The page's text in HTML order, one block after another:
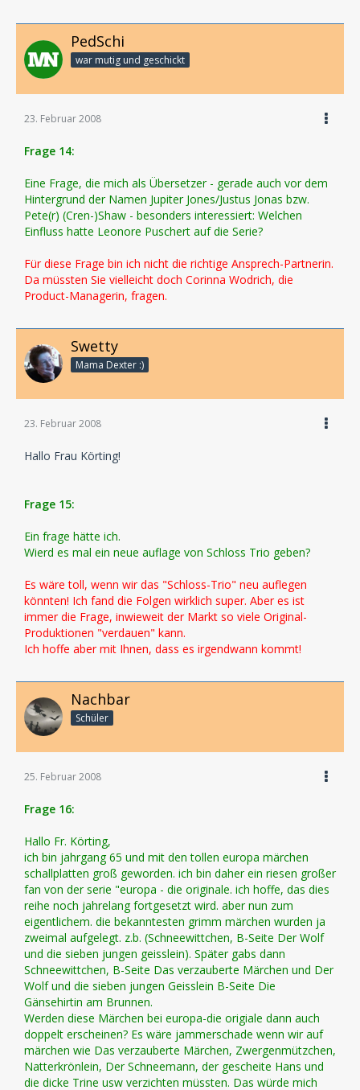
PedSchi
war mutig und geschickt
23. Februar 2008
Frage 14:
Eine Frage, die mich als Übersetzer - gerade auch vor dem
Hintergrund der Namen Jupiter Jones/Justus Jonas bzw.
Pete(r) (Cren-)Shaw - besonders interessiert: Welchen
Einfluss hatte Leonore Puschert auf die Serie?
Für diese Frage bin ich nicht die richtige Ansprech-Partnerin.
Da müssten Sie vielleicht doch Corinna Wodrich, die
Product-Managerin, fragen.
Swetty
Mama Dexter :)
23. Februar 2008
Hallo Frau Körting!
Frage 15:
Ein frage hätte ich.
Wierd es mal ein neue auflage von Schloss Trio geben?
Es wäre toll, wenn wir das "Schloss-Trio" neu auflegen
könnten! Ich fand die Folgen wirklich super. Aber es ist
immer die Frage, inwieweit der Markt so viele Original-
Produktionen "verdauen" kann.
Ich hoffe aber mit Ihnen, dass es irgendwann kommt!
Nachbar
Schüler
25. Februar 2008
Frage 16:
Hallo Fr. Körting,
ich bin jahrgang 65 und mit den tollen europa märchen
schallplatten groß geworden. ich bin daher ein riesen großer
fan von der serie "europa - die originale. ich hoffe, das dies
reihe noch jahrelang fortgesetzt wird. aber nun zum
eigentlichem. die bekanntesten grimm märchen wurden ja
zweimal aufgelegt. z.b. (Schneewittchen, B-Seite Der Wolf
und die sieben jungen geisslein). Später gabs dann
Schneewittchen, B-Seite Das verzauberte Märchen und Der
Wolf und die sieben jungen Geisslein B-Seite Die
Gänsehirtin am Brunnen.
Werden diese Märchen bei europa-die origiale dann auch
doppelt erscheinen? Es wäre jammerschade wenn wir auf
märchen wie Das verzauberte Märchen, Zwergenmützchen,
Natterkrönlein, Der Schneemann, der gescheite Hans und
die dicke Trine usw verzichten müssten. Das würde mich